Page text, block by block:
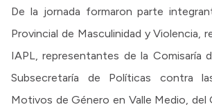
De la jornada formaron parte
Provincial de Masculinidad y Violencia,
IAPL, representantes de la Comisaría
Subsecretaría de Políticas contra
Motivos de Género en Valle Medio, del